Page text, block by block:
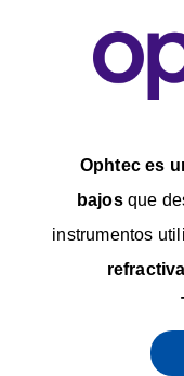
Ophtec es
bajosque
instrumentos